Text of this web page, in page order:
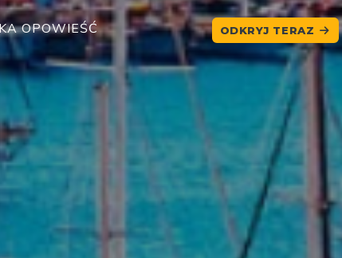
NIEBIESKIEGO: WYCIECZKA ŁODZIĄ CHILL OUT!